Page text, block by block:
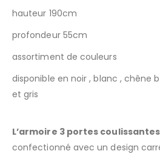
hauteur 190cm
profondeur 55cm
assortiment de couleurs
disponible en noir , blanc , chêne
et gris
L’armoire 3 portes
confectionné avec un design